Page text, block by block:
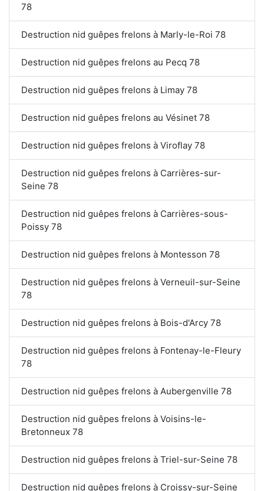
78
Destruction nid guêpes frelons à Marly-le-Roi 78
Destruction nid guêpes frelons au Pecq 78
Destruction nid guêpes frelons à Limay 78
Destruction nid guêpes frelons au Vésinet 78
Destruction nid guêpes frelons à Viroflay 78
Destruction nid guêpes frelons à Carrières-sur-
Seine 78
Destruction nid guêpes frelons à Carrières-sous-
Poissy 78
Destruction nid guêpes frelons à Montesson 78
Destruction nid guêpes frelons à Verneuil-sur-Seine
78
Destruction nid guêpes frelons à Bois-d'Arcy 78
Destruction nid guêpes frelons à Fontenay-le-Fleury
78
Destruction nid guêpes frelons à Aubergenville 78
Destruction nid guêpes frelons à Voisins-le-
Bretonneux 78
Destruction nid guêpes frelons à Triel-sur-Seine 78
Destruction nid guêpes frelons à Croissy-sur-Seine